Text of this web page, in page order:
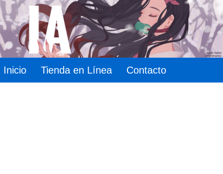
Inicio Tienda en Línea Contacto